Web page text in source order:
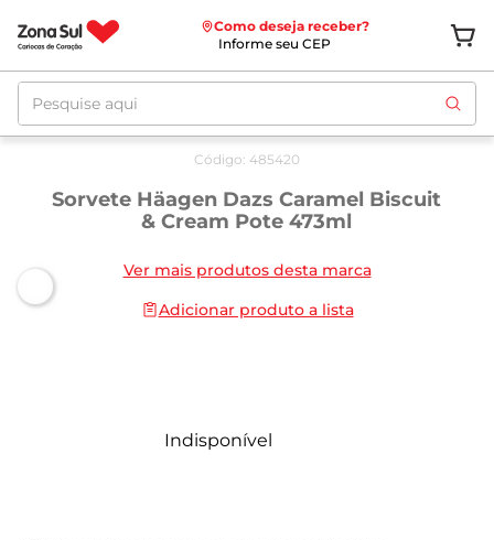
Como deseja receber?
Informe seu CEP
Pesquise aqui
Código: 485420
Sorvete Häagen Dazs Caramel Biscuit
& Cream Pote 473ml
Ver mais produtos desta marca
Adicionar produto a lista
Indisponível